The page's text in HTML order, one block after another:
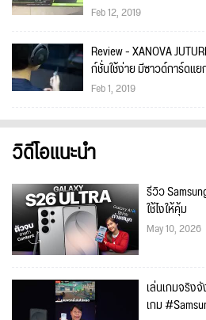
Feb 12, 2019
Review - XANOVA
ก์ชั่นใช้ง่าย มีซาวด์การ์ดแ
Feb 1, 2019
วิดีโอแนะนำ
รีวิว
ใช้ไงให้คุ้ม
May 10, 2026
เล่นเกมจริง
เกม